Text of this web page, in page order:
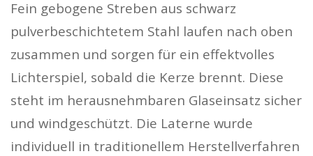
Fein gebogene Streben aus schwarz
pulverbeschichtetem Stahl laufen nach oben
zusammen und sorgen für ein effektvolles
Lichterspiel, sobald die Kerze brennt. Diese
steht im herausnehmbaren Glaseinsatz sicher
und windgeschützt. Die Laterne wurde
individuell in traditionellem Herstellverfahren